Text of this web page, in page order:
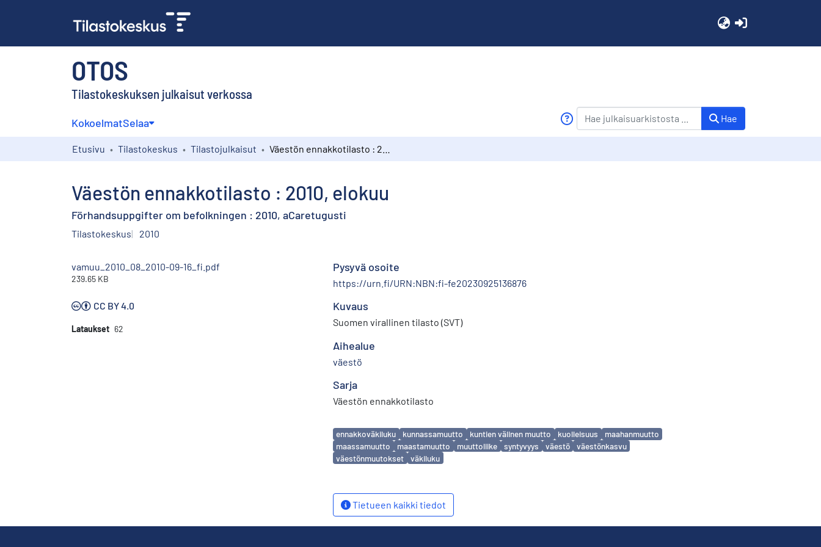
OTOS
Tilastokeskuksen julkaisut verkossa
KokoelmatSelaa Hae
Etusivu Tilastokeskus Tilastojulkaisut
Väestön ennakkotilasto : 2010, elokuu
Förhandsuppgifter om befolkningen : 2010, aCaretugusti
Tilastokeskus 2010
vamuu_2010_08_2010-09-16_fi.pdf
239.65 KB
CC BY 4.0
Lataukset 62
Pysyvä osoite
https://urn.fi/URN:NBN:fi-fe20230925136876
Kuvaus
Suomen virallinen tilasto (SVT)
Aihealue
väestö
Sarja
Väestön ennakkotilasto
Avainsanat
ennakkoväkiluku kunnassamuutto kuntien välinen muutto kuolleisuus
maahanmuutto
maassamuutto
maastamuutto muuttoliike syntyvyys väestö
väestönkasvu
väestönmuutokset
väkiluku
Tietueen kaikki tiedot